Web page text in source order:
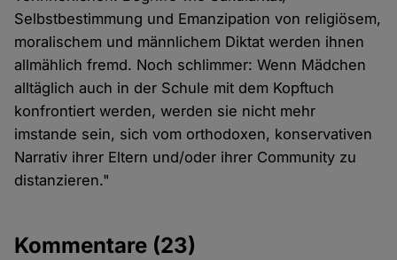
Selbstbestimmung und Emanzipation von religiösem,
moralischem und männlichem Diktat werden ihnen
allmählich fremd. Noch schlimmer: Wenn Mädchen
alltäglich auch in der Schule mit dem Kopftuch
konfrontiert werden, werden sie nicht mehr
imstande sein, sich vom orthodoxen, konservativen
Narrativ ihrer Eltern und/oder ihrer Community zu
distanzieren."
Kommentare (23)